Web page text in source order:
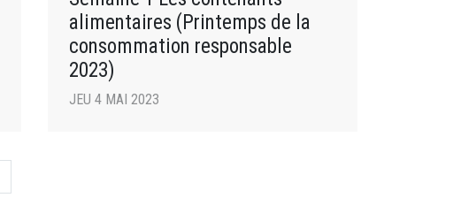
alimentaires (Printemps de la
consommation responsable
2023)
JEU 4 MAI 2023